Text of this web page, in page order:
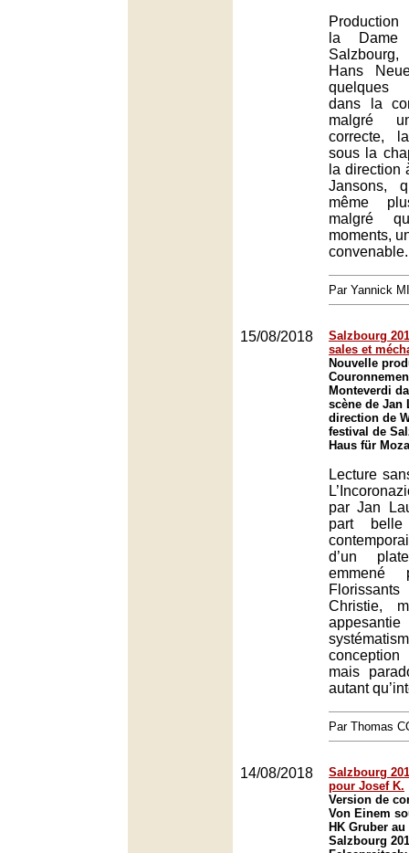
Production
la
Hans
quelques
dans la
malgré
correcte,
sous la
la direction
Jansons,
même
malgré
moments,
convenable.
Par Yannick
15/08/2018
Salzbourg
sales et
Nouvelle
Monteverdi
scène de Jan
direction de
festival de
Haus für
Lecture
par Jan
part
d’un
Christie,
mais
autant
Par Thomas
14/08/2018
Salzbourg
pour Josef K.
Version de
Von Einem
HK Gruber
Salzbourg